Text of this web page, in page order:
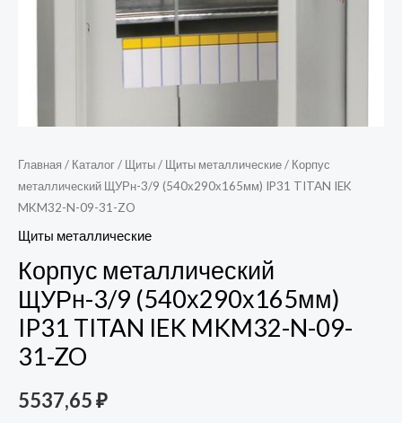
Главная / Каталог/ Щиты/ Щиты металлические/ Корпус
металлический ЩУРн-3/9 (540х290х165мм) IP31 TITAN IEK
MKM32-N-09-31-ZO
Щиты металлические
Корпус металлический
ЩУРн-3/9 (540х290х165мм)
IP31 TITAN IEK MKM32-N-09-
31-ZO
5537,65₽